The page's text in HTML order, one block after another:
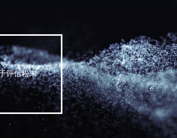
评估粉末